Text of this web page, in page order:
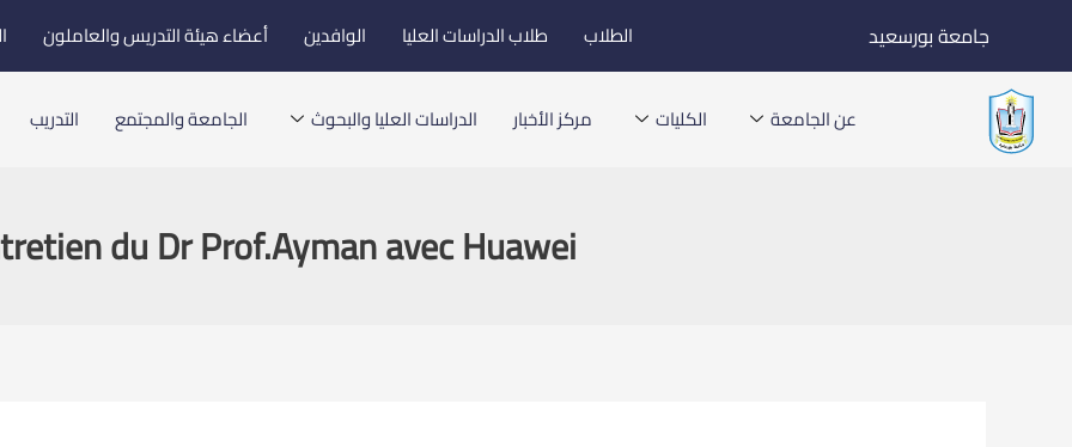
إلى
المحتوى
جامعة بورسعيد الطلاب طلاب الدراسات العليا الوافدين أعضاء هيئة التدريس والعاملون
عن الجامعة الكليات مركز الأخبار الدراسات العليا والبحوث الجامعة والمجتمع التدريب
du Dr Prof.Ayman avec Huawei